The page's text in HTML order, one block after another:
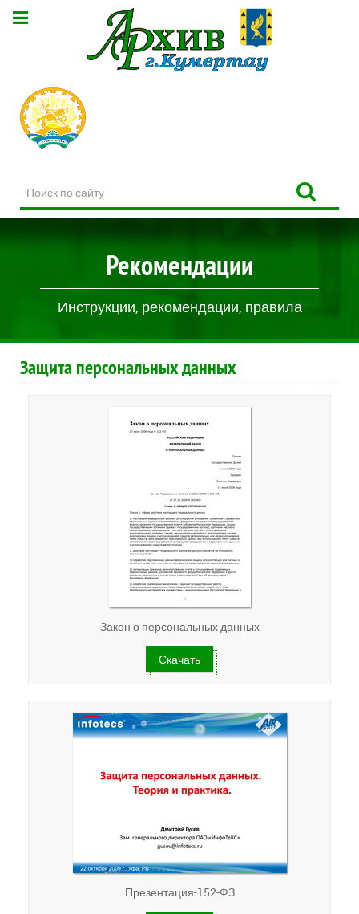
по
сайту
Рекомендации
Инструкции, рекомендации, правила
Защита персональных данных
Закон о персональных данных
Скачать
Презентация-152-ФЗ